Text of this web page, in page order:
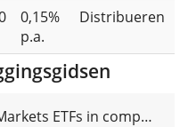
0,15%
p.a.
Distribueren
MSCI Emerging Markets ETFs in comparison